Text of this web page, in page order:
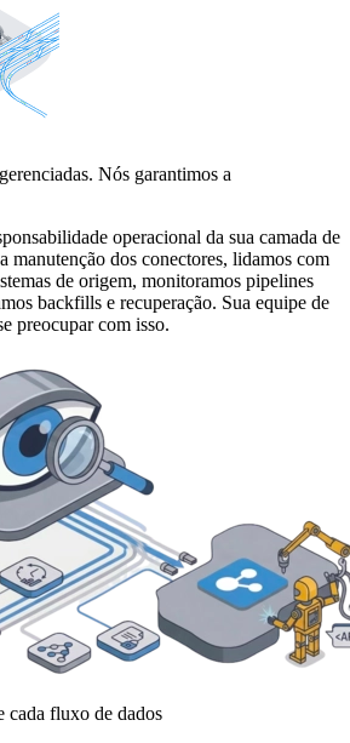
Nós garantimos a
operacional da sua camada de
manutenção dos conectores, lidamos com
de origem, monitoramos pipelines
backfills e recuperação. Sua equipe de
preocupar com isso.
cada fluxo de dados